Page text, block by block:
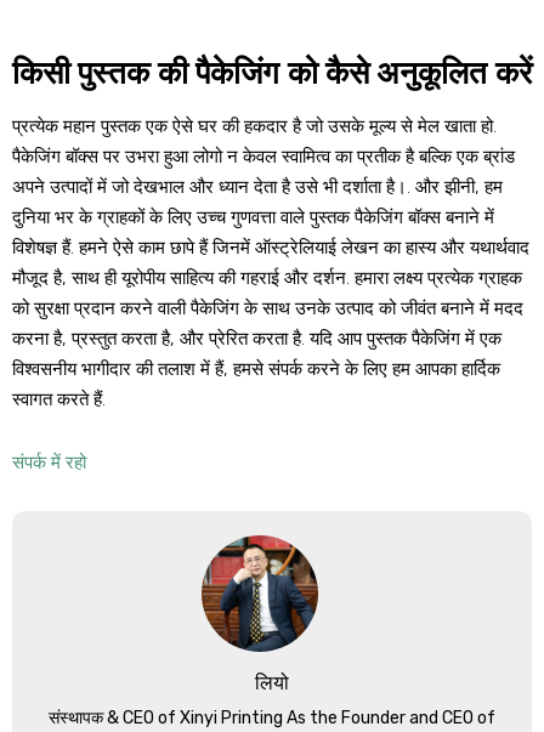
किसी पुस्तक की पैकेजिंग को कैसे अनुकूलित करें
प्रत्येक महान पुस्तक एक ऐसे घर की हकदार है जो उसके मूल्य से मेल खाता हो.
पैकेजिंग बॉक्स पर उभरा हुआ लोगो न केवल स्वामित्व का प्रतीक है बल्कि एक ब्रांड
अपने उत्पादों में जो देखभाल और ध्यान देता है उसे भी दर्शाता है।. और झीनी, हम
दुनिया भर के ग्राहकों के लिए उच्च गुणवत्ता वाले पुस्तक पैकेजिंग बॉक्स बनाने में
विशेषज्ञ हैं. हमने ऐसे काम छापे हैं जिनमें ऑस्ट्रेलियाई लेखन का हास्य और यथार्थवाद
मौजूद है, साथ ही यूरोपीय साहित्य की गहराई और दर्शन. हमारा लक्ष्य प्रत्येक ग्राहक
को सुरक्षा प्रदान करने वाली पैकेजिंग के साथ उनके उत्पाद को जीवंत बनाने में मदद
करना है, प्रस्तुत करता है, और प्रेरित करता है. यदि आप पुस्तक पैकेजिंग में एक
विश्वसनीय भागीदार की तलाश में हैं, हमसे संपर्क करने के लिए हम आपका हार्दिक
स्वागत करते हैं.
संपर्क में रहो
लियो
संस्थापक &CEO of Xinyi Printing As the Founder and CEO of